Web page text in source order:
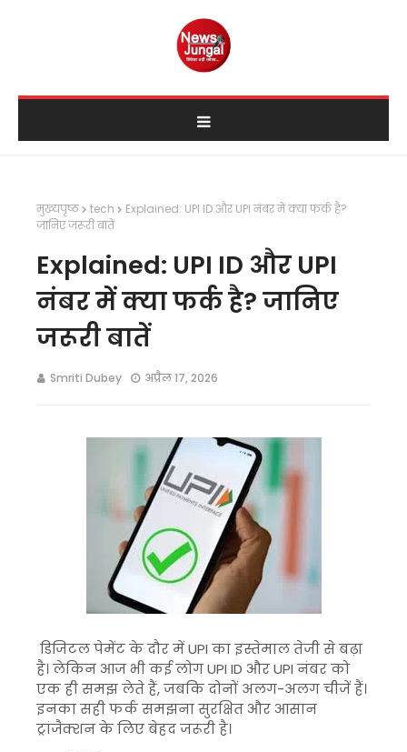
मुख्यपृष्ठ tech
Explained: UPI ID और UPI नंबर में क्या फर्क है?
जानिए जरूरी बातें
Explained: UPI ID और UPI
नंबर में क्या फर्क है? जानिए
जरूरी बातें
Smriti Dubey अप्रैल 17, 2026
डिजिटल पेमेंट के दौर मेंUPI का इस्तेमाल तेजी से बढ़ा
है। लेकिन आज भी कई लोग UPI ID और UPI नंबर को
एक ही समझ लेते हैं, जबकि दोनों अलग-अलग चीजें हैं।
इनका सही फर्क समझना सुरक्षित और आसान
ट्रांजैक्शन के लिए बेहद जरूरी है।